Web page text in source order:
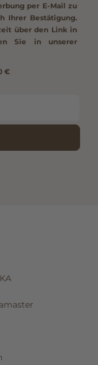
per E-Mail zu
Ihrer Bestätigung.
über den Link in
Sie in unserer
€